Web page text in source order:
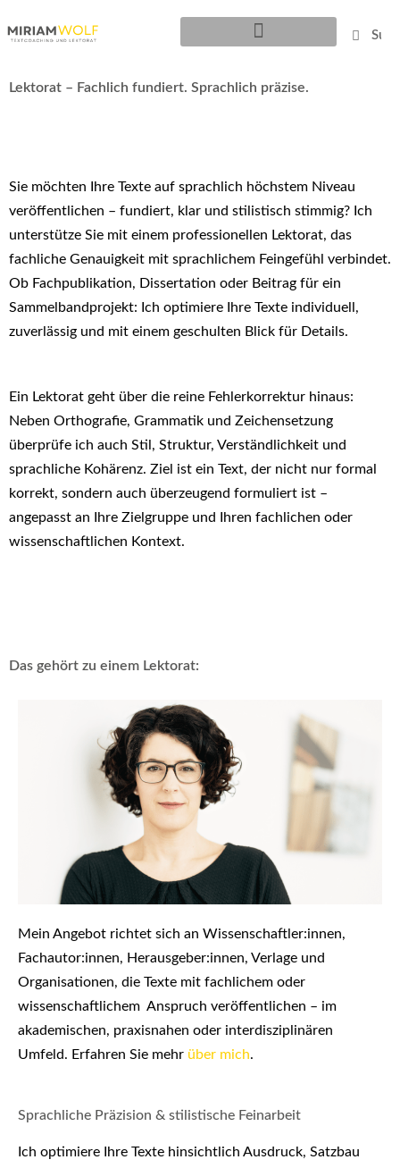
Inhalt
Suche
Suche
Lektorat – Fachlich fundiert. Sprachlich präzise.
Sie möchten Ihre Texte auf sprachlich höchstem Niveau
veröffentlichen – fundiert, klar und stilistisch stimmig? Ich
unterstütze Sie mit einem professionellen Lektorat, das
fachliche Genauigkeit mit sprachlichem Feingefühl verbindet.
Ob Fachpublikation, Dissertation oder Beitrag für ein
Sammelbandprojekt: Ich optimiere Ihre Texte individuell,
zuverlässig und mit einem geschulten Blick für Details.
Ein Lektorat geht über die reine Fehlerkorrektur hinaus:
Neben Orthografie, Grammatik und Zeichensetzung
überprüfe ich auch Stil, Struktur, Verständlichkeit und
sprachliche Kohärenz. Ziel ist ein Text, der nicht nur formal
korrekt, sondern auch überzeugend formuliert ist –
angepasst an Ihre Zielgruppe und Ihren fachlichen oder
wissenschaftlichen Kontext.
Das gehört zu einem Lektorat:
Mein Angebot richtet sich an Wissenschaftler:innen,
Fachautor:innen, Herausgeber:innen, Verlage und
Organisationen, die Texte mit fachlichem oder
wissenschaftlichem Anspruch veröffentlichen – im
akademischen, praxisnahen oder interdisziplinären
Umfeld. Erfahren Sie mehr über mich.
Sprachliche Präzision & stilistische Feinarbeit
Ich optimiere Ihre Texte hinsichtlich Ausdruck, Satzbau